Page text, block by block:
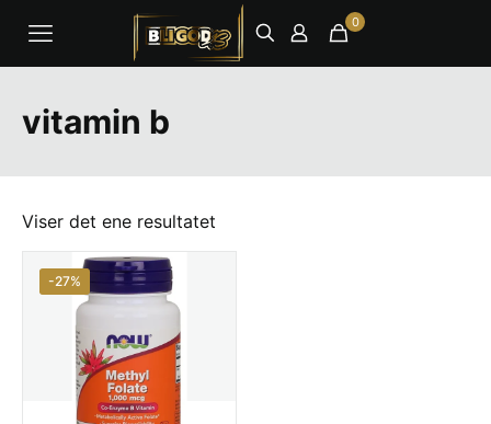
0
vitamin b
Viser det ene resultatet
-27%